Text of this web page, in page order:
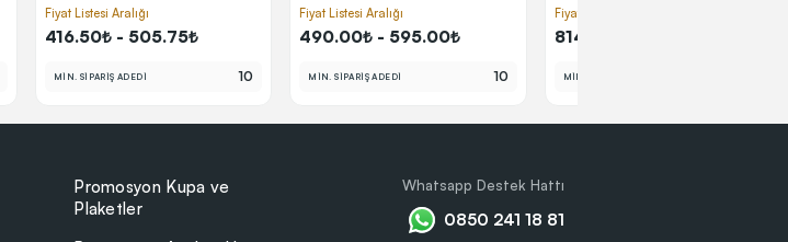
Fiyat Listesi Aralığı
416.50₺ - 505.75₺
MİN. SİPARİŞ ADEDİ 10
Fiyat Listesi Aralığı
490.00₺ - 595.00₺
MİN. SİPARİŞ ADEDİ 10
Fiyat Listesi Aralığı
814.63₺ - 989.19₺
MİN. SİPARİŞ ADEDİ
Promosyon Kupa ve
Plaketler
Whatsapp Destek Hattı
0850 241 18 81